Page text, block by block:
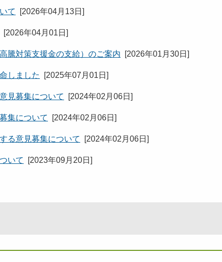
て [2026年04月13日 ]
[2026年04月01日 ]
騰対策支援金の支給）のご案内 [2026年01月30日 ]
しました [2025年07月01日 ]
見募集について [2024年02月06日 ]
集について [2024年02月06日 ]
る意見募集について [2024年02月06日 ]
いて [2023年09月20日 ]